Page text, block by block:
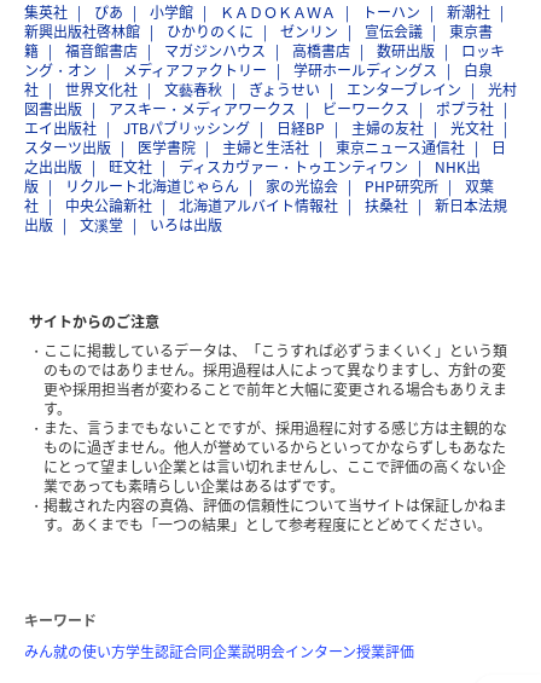
集英社 ぴあ 小学館 ＫＡＤＯＫＡＷＡ トーハン
新潮社
新興出版社啓林館
ひかりのくに ゼンリン 宣伝会議
東京書
籍
福音館書店 マガジンハウス 高橋書店 数研出版
ロッキ
ング・オン
メディアファクトリー 学研ホールディングス
白泉
社
世界文化社 文藝春秋 ぎょうせい エンターブレイン
光村
図書出版
アスキー・メディアワークス ビーワークス
ポプラ社
エイ出版社
JTBパブリッシング 日経BP 主婦の友社
光文社
スターツ出版
医学書院 主婦と生活社 東京ニュース通信社
日
之出出版
旺文社 ディスカヴァー・トゥエンティワン
NHK出
版
リクルート北海道じゃらん 家の光協会 PHP研究所
双葉
社
中央公論新社 北海道アルバイト情報社 扶桑社
新日本法規
出版
文溪堂 いろは出版
サイトからのご注意
ここに掲載しているデータは、「こうすれば必ずうまくいく」という類
のものではありません。採用過程は人によって異なりますし、方針の変
更や採用担当者が変わることで前年と大幅に変更される場合もありえま
す。
また、言うまでもないことですが、採用過程に対する感じ方は主観的な
ものに過ぎません。他人が誉めているからといってかならずしもあなた
にとって望ましい企業とは言い切れませんし、ここで評価の高くない企
業であっても素晴らしい企業はあるはずです。
掲載された内容の真偽、評価の信頼性について当サイトは保証しかねま
す。あくまでも「一つの結果」として参考程度にとどめてください。
キーワード
みん就の使い方学生認証合同企業説明会インターン授業評価